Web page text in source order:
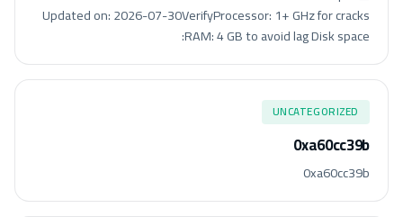
Updated on: 2026-07-30VerifyProcessor: 1+ GHz for cracks
RAM: 4 GB to avoid lag Disk space:
UNCATEGORIZED
0xa60cc39b
0xa60cc39b